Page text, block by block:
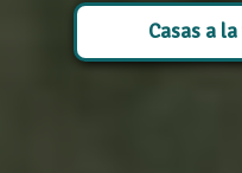
Casas a